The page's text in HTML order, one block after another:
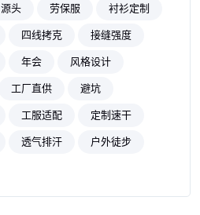
源头 劳保服
衬衫定制
四线拷克
接缝强度
年会
风格设计
工厂直供
避坑
工服适配
定制速干
透气排汗
户外徒步